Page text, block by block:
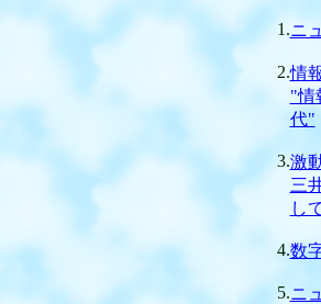
1.ニ
2.情
"情
代"
3.激
三
し
4.数
5.ニ